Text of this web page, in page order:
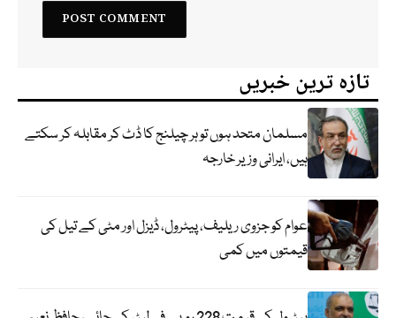
تازہ ترین خبریں
مسلمان متحد ہوں تو ہر چیلنج کا ڈٹ کر مقابلہ کر سکتے
ہیں، ایرانی وزیر خارجہ
عوام کو جزوی ریلیف، پیٹرول، ڈیزل اور مٹی کے تیل کی
قیمتوں میں کمی